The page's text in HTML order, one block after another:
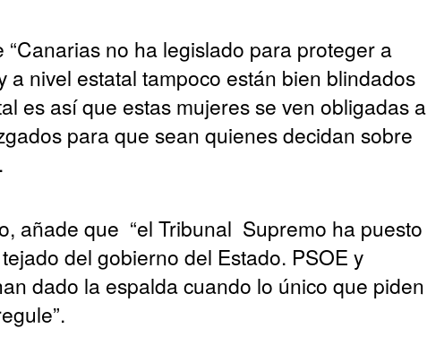
“Canarias no ha legislado para proteger a
a nivel estatal tampoco están bien blindados
es así que estas mujeres se ven obligadas a
para que sean quienes decidan sobre
añade que “el Tribunal Supremo ha puesto
del gobierno del Estado. PSOE y
dado la espalda cuando lo único que piden